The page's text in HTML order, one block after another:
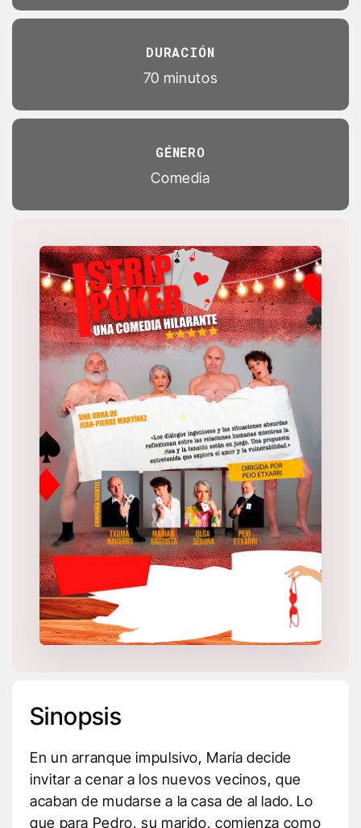
DURACIÓN
70 minutos
GÉNERO
Comedia
Sinopsis
En un arranque impulsivo, María decide
invitar a cenar a los nuevos vecinos, que
acaban de mudarse a la casa de al lado. Lo
que para Pedro, su marido, comienza como